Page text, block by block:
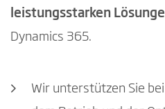
leistungsstarken
Dynamics 365.
Wir unterstützen Sie